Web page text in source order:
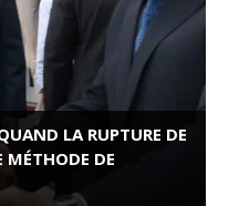
LA RUPTURE DE
MÉTHODE DE